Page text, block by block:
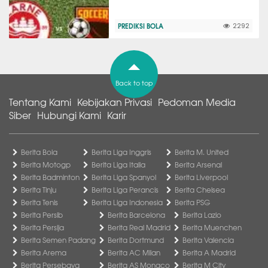
PREDIKSI BOLA 2292
Back to top
Tentang Kami Kebijakan Privasi Pedoman Media
Siber Hubungi Kami Karir
Berita Bola
Berita Motogp
Berita Badminton
Berita Tinju
Berita Tenis
Berita Liga Inggris
Berita Liga Italia
Berita Liga Spanyol
Berita Liga Perancis
Berita Liga Indonesia
Berita M. United
Berita Arsenal
Berita Liverpool
Berita Chelsea
Berita PSG
Berita Persib
Berita Persija
Berita Semen Padang
Berita Arema
Berita Persebaya
Berita Barcelona
Berita Real Madrid
Berita Dortmund
Berita AC Milan
Berita AS Monaco
Berita Lazio
Berita Muenchen
Berita Valencia
Berita A Madrid
Berita M City